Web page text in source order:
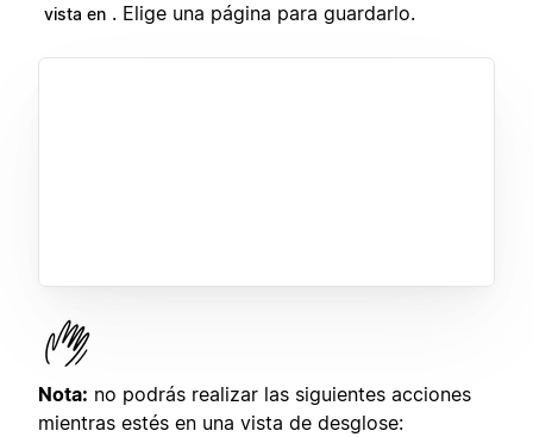
vista en . Elige una página para guardarlo.
Nota: no podrás realizar las siguientes acciones
mientras estés en una vista de desglose: